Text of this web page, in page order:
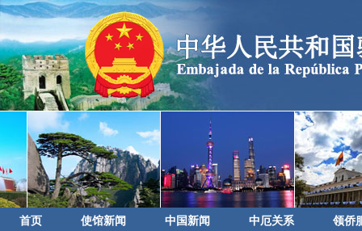
首页 使馆新闻 中国新闻 中厄关系 领侨